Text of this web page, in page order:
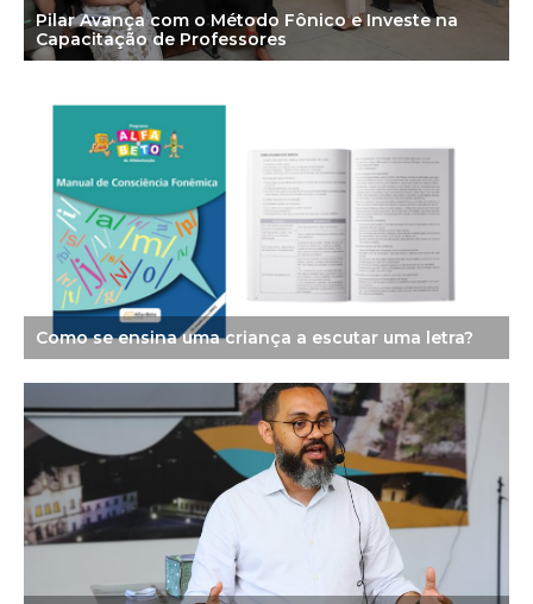
Pilar Avança com o Método Fônico e Investe na
Capacitação de Professores
Como se ensina uma criança a escutar uma letra?